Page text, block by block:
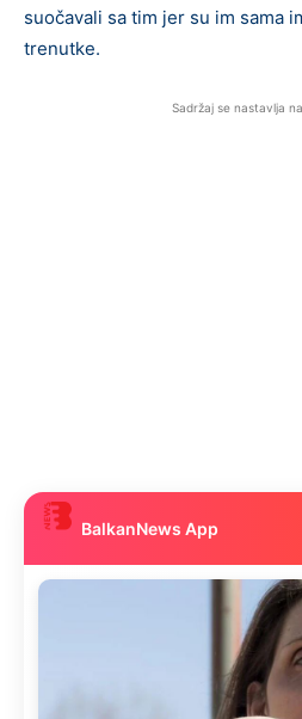
suočavali sa tim jer su im sama
trenutke.
Sadržaj se nastavlja
BalkanNews App